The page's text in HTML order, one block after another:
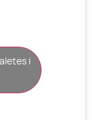
i